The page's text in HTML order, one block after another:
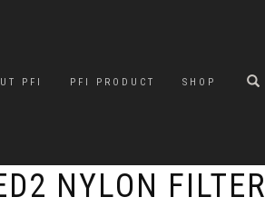
PFI PFI PRODUCT SHOP
NYLON FILTER